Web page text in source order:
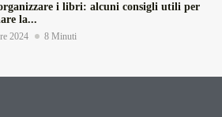
i libri: alcuni consigli utili per
la...
2024 8 Minuti